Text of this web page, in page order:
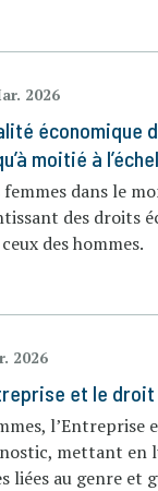
2026
économique
moitié à
femmes dans le
des droits
des hommes.
2026
et le droit
l’Entreprise
mettant en
liées au genre et